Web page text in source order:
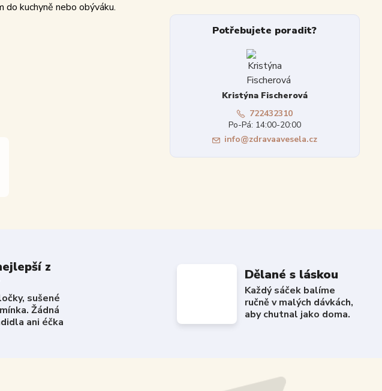
kuchyně nebo obýváku.
Potřebujete poradit?
Kristýna Fischerová
722432310
Po-Pá: 14:00-20:00
info@zdravaavesela.cz
z
sušené
Žádná
ani éčka
Dělané s láskou
Každý sáček balíme
ručně v malých dávkách,
aby chutnal jako doma.